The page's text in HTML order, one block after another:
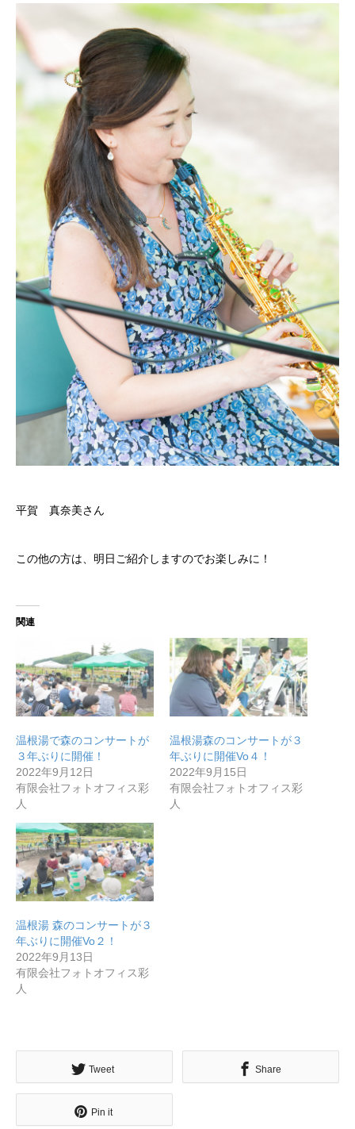
無料で登録したい企業様はこちら
メディア取材受付口はこちら
北海道最強のビジネス課題解決コミュニティ【北海道オ
ンラインアジト】
無料で登録したい企業様はこちら メディア取材受付口はこちら
平賀 真奈美さん
この他の方は、明日ご紹介しますのでお楽しみに！
関連
温根湯で森のコンサートが
３年ぶりに開催！
2022年9月12日
有限会社フォトオフィス彩
人
温根湯森のコンサートが３
年ぶりに開催Vo４！
2022年9月15日
有限会社フォトオフィス彩
人
温根湯 森のコンサートが３
年ぶりに開催Vo２！
2022年9月13日
有限会社フォトオフィス彩
人
Tweet Share
Pin it